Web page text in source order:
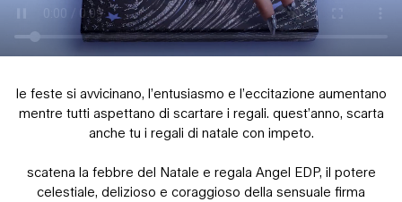
le feste si avvicinano, l’entusiasmo e l’eccitazione aumentano
mentre tutti aspettano di scartare i regali. quest’anno, scarta
anche tu i regali di natale con impeto.
scatena la febbre del Natale e regala Angel EDP, il potere
celestiale, delizioso e coraggioso della sensuale firma